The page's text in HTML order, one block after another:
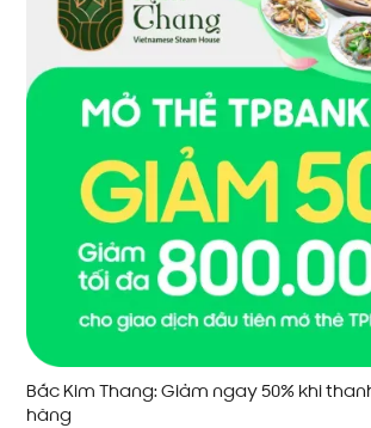
Bắc Kim Thang: Giảm ngay 50% khi
hàng